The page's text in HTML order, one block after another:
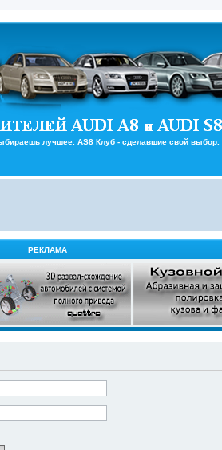
лучшее. AS8 Клуб - сделавшие свой выбор.
РЕКЛАМА